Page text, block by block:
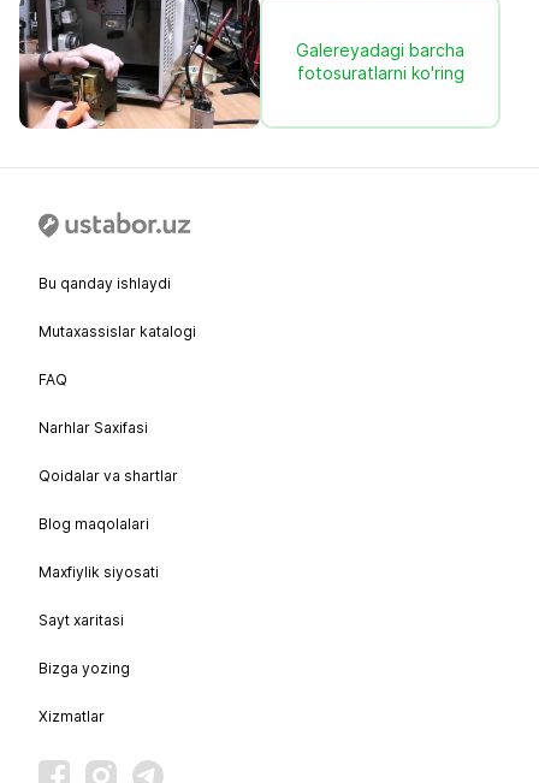
Galereyadagi barcha
fotosuratlarni ko'ring
Bu qanday ishlaydi
Mutaxassislar katalogi
FAQ
Narhlar Saxifasi
Qoidalar va shartlar
Blog maqolalari
Maxfiylik siyosati
Sayt xaritasi
Bizga yozing
Xizmatlar